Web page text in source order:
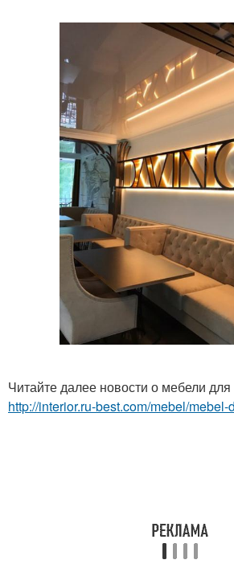
Читайте далее новости о мебели для
http://interior.ru-best.com/mebel/mebel-